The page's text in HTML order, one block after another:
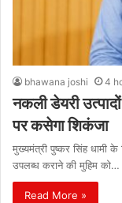
bhawana joshi 4
नकली डेयरी
पर कसेगा शिकंजा
मुख्यमंत्री पुष्कर सिंह धामी के
उपलब्ध कराने की मुहिम को…
Read More »